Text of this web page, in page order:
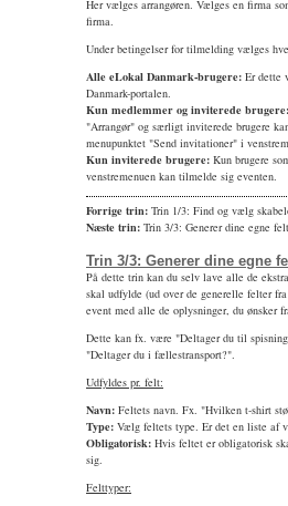
Her vælges arrangøren. Vælges en firma
firma.
Under betingelser for tilmelding vælges
Alle eLokal Danmark-brugere: Er dette
Danmark-portalen.
Kun medlemmer og inviterede brugere:
"Arrangør" og særligt inviterede brugere
menupunktet "Send invitationer" i
Kun inviterede brugere: Kun brugere
venstremenuen kan tilmelde sig eventen.
Forrige trin: Trin 1/3: Find og vælg
Næste trin: Trin 3/3: Generer dine egne
Trin 3/3: Generer dine egne
På dette trin kan du selv lave alle de
skal udfylde (ud over de generelle felter
event med alle de oplysninger, du ønsker
Dette kan fx. være "Deltager du til
"Deltager du i fællestransport?".
Udfyldes pr. felt:
Navn: Feltets navn. Fx. "Hvilken t-shirt
Type: Vælg feltets type. Er det en liste af
Obligatorisk: Hvis feltet er obligatorisk
sig.
Felttyper: